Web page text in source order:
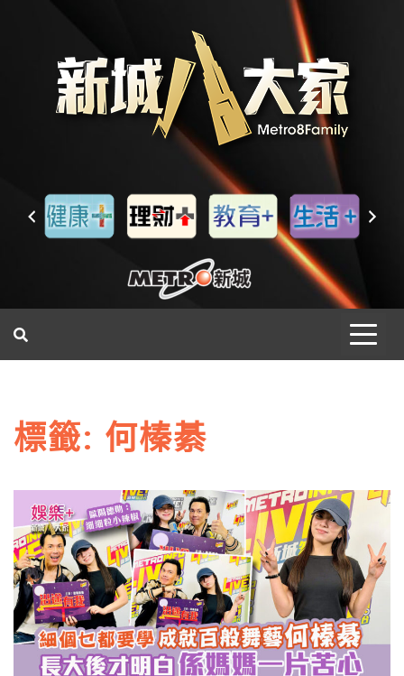
標籤: 何榛綦